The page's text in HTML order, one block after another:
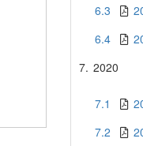
6.3
6.4
7. 2020
7.1
7.2